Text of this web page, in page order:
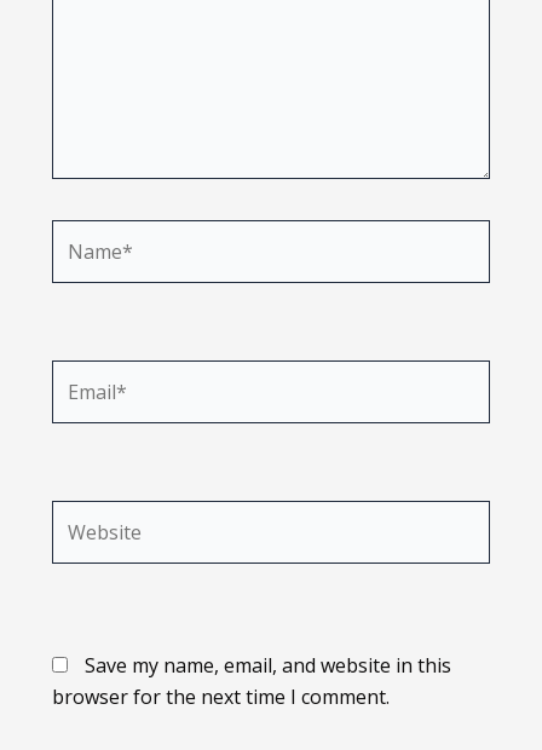
Save my name, email, and website in this
browser for the next time I comment.